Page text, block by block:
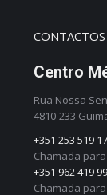
CONTACTOS
Centro
Rua Nossa
4810-233
+351 253 519
Chamada
+351 962 419
Chamada